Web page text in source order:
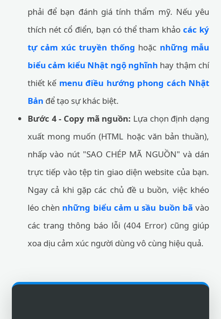
phải để bạn đánh giá tính thẩm mỹ. Nếu yêu
thích nét cổ điển, bạn có thể tham khảo các ký
tự cảm xúc truyền thống hoặc những mẫu
biểu cảm kiểu Nhật ngộ nghĩnh hay thậm chí
thiết kế menu điều hướng phong cách Nhật
Bản để tạo sự khác biệt.
Bước 4 - Copy mã nguồn: Lựa chọn định dạng
xuất mong muốn (HTML hoặc văn bản thuần),
nhấp vào nút "SAO CHÉP MÃ NGUỒN" và dán
trực tiếp vào tệp tin giao diện website của bạn.
Ngay cả khi gặp các chủ đề u buồn, việc khéo
léo chèn những biểu cảm u sầu buồn bã vào
các trang thông báo lỗi (404 Error) cũng giúp
xoa dịu cảm xúc người dùng vô cùng hiệu quả.